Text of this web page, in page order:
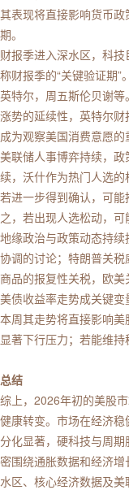
其表现将直接影响货币
期。
财报季进入深水区，科
称财报季的“关键验证期
英特尔，周五斯伦贝谢
涨势的延续性，英特尔
成为观察美国消费意愿的
美联储人事博弈持续，
续，沃什作为热门人选
若进一步得到确认，可
之，若出现人选松动，可
地缘政治与政策动态持
协调的讨论；特朗普关
商品的报复性关税，欧美
美债收益率走势成关键变
本周其走势将直接影响
显著下行压力；若能维持
总结
综上，2026年初的美股
健康转变。市场在经济
分化显著，硬科技与周
密围绕通胀数据和经济
水区、核心经济数据及